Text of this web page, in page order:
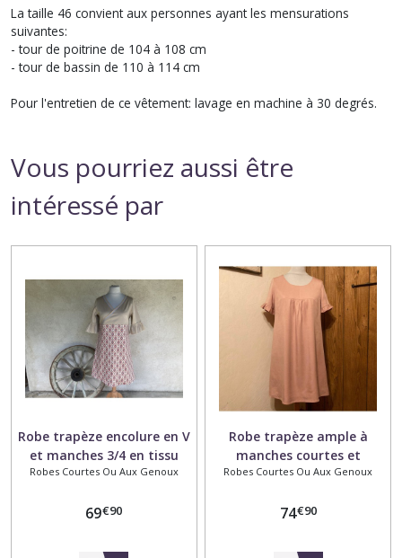
La taille 46 convient aux personnes ayant les mensurations
suivantes:
- tour de poitrine de 104 à 108 cm
- tour de bassin de 110 à 114 cm
Pour l'entretien de ce vêtement: lavage en machine à 30 degrés.
Vous pourriez aussi être
intéressé par
Robe trapèze encolure en V
et manches 3/4 en tissu
satin de coton
Robes Courtes Ou Aux Genoux
69€90
Robe trapèze ample à
manches courtes et
encolure ronde, réalisée
couleur vieux rose
Robes Courtes Ou Aux Genoux
74€90